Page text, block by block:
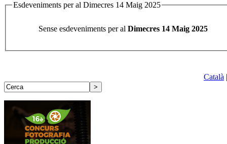
Esdeveniments per al Dimecres 14 Maig 2025
Sense esdeveniments per al Dimecres 14 Maig 2025
Català